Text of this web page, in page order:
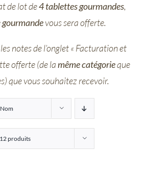
de lot de4 tablettes gourmandes,
gourmandevous sera offerte.
notes de l’onglet « Facturation et
offerte (de lamême catégorieque
que vous souhaitez recevoir.
Nom
12 produits